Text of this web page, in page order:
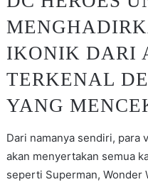
IKONIK DARI
TERKENAL
YANG
Dari namanya sendiri, para
akan menyertakan semua
seperti Superman, Wonder